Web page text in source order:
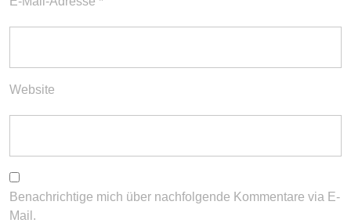
Website
Benachrichtige mich über nachfolgende Kommentare via E-
Mail.